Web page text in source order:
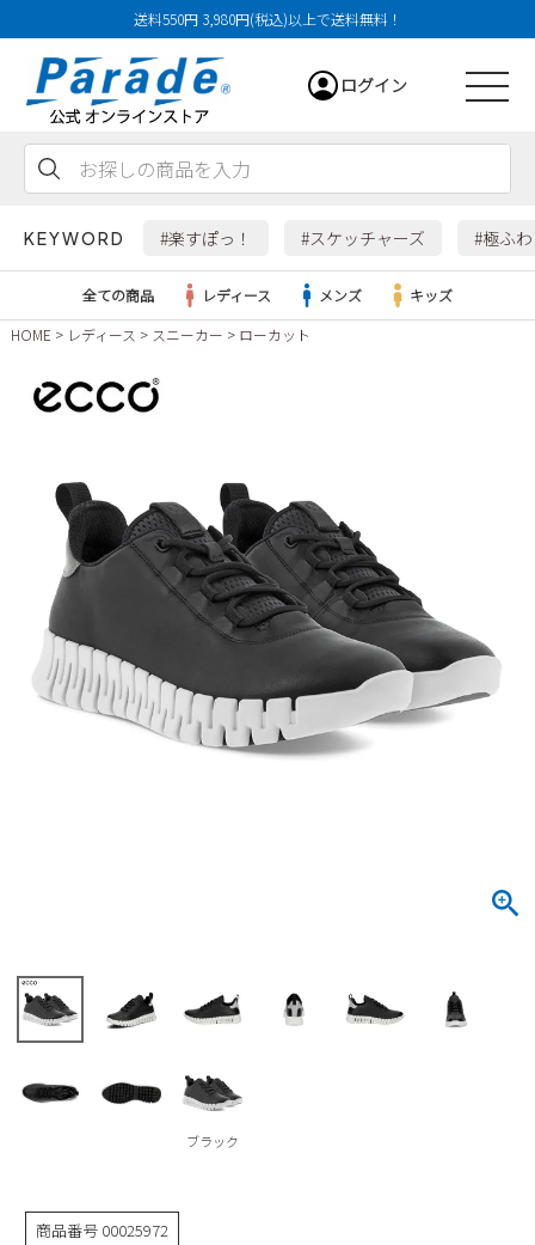
送料550円 3,980円(税込)以上で送料無料！
ログイン
KEYWORD #楽すぽっ！ #スケッチャーズ #極ふ
レディース
すべての商品
サンダル
レインシューズ
パンプス
スニーカー
ウェア
Parade
moz
すべての商品
レインシューズ
ワークシューズ
ブーツ
ウェア
SKECHERS
キッズ
すべての商品
サンダル
ブーツ
Parade
asics
NEW
すべての商品
SALE
キッズSALE
ボディバッグ
すべての商品
ケア用品
雑貨
ご利用ガイド
全ての商品 レディース メンズ
キッズ
HOME
レディース スニーカー ローカット
ブラック
商品番号 00025972